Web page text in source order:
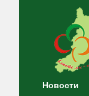
Новости